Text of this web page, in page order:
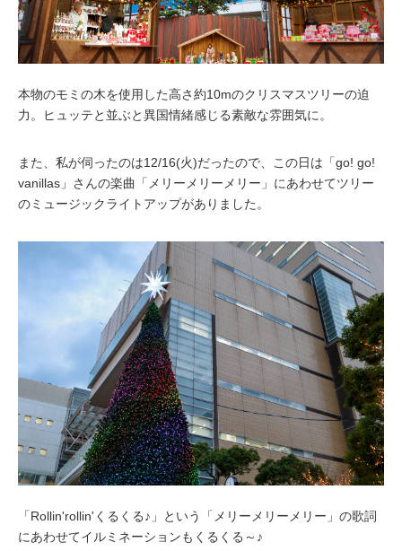
本物のモミの木を使用した高さ約10mのクリスマスツリーの迫
力。ヒュッテと並ぶと異国情緒感じる素敵な雰囲気に。
また、私が伺ったのは12/16(火)だったので、この日は「go! go!
vanillas」さんの楽曲「メリーメリーメリー」にあわせてツリー
のミュージックライトアップがありました。
「Rollin'rollin'くるくる♪」という「メリーメリーメリー」の歌詞
にあわせてイルミネーションもくるくる～♪